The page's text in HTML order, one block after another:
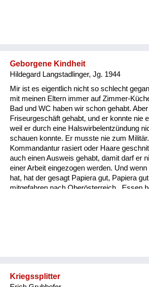
Geborgene Kindheit
Hildegard Langstadlinger, Jg. 1944
Mir ist es eigentlich nicht so schlecht
mit meinen Eltern immer auf Zimmer-
Bad und WC haben wir schon gehabt.
Friseurgeschäft gehabt, und er konnte nie
weil er durch eine Halswirbelentzündung
schauen konnte. Er musste nie zum
Kommandantur rasiert oder Haare
auch einen Ausweis gehabt, damit darf er
einer Arbeit eingezogen werden. Und
hat, hat der gesagt Papiera gut, Papiera
mitgefahren nach Oberösterreich , Essen
eigentlich nicht bewusst, dass da Krieg
Kriegssplitter